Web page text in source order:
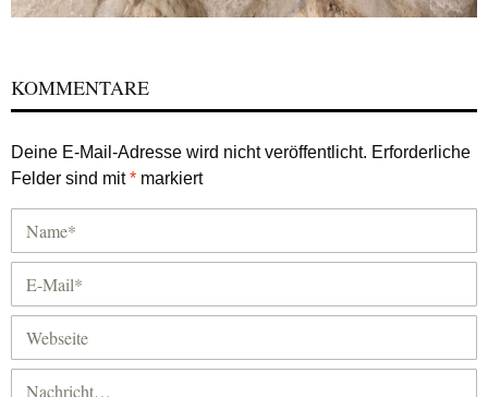
KOMMENTARE
Deine E-Mail-Adresse wird nicht veröffentlicht. Erforderliche
Felder sind mit* markiert